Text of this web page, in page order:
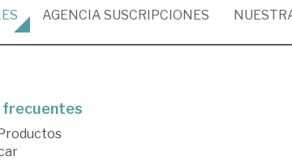
AGENCIA SUSCRIPCIONES
frecuentes